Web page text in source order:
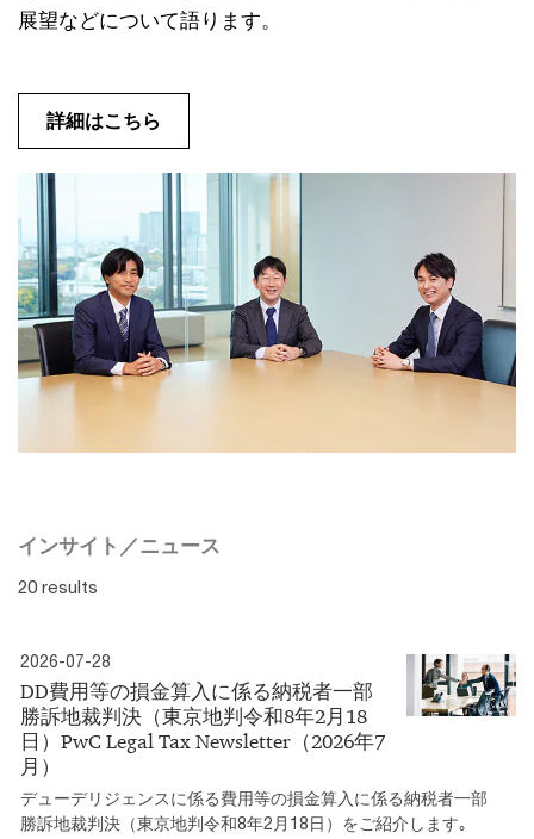
展望などについて語ります。
詳細はこちら
インサイト／ニュース
20 results
2026-07-28
DD費用等の損金算入に係る納税者一部
勝訴地裁判決（東京地判令和8年2月18
日）PwC Legal Tax Newsletter（2026年7
月）
デューデリジェンスに係る費用等の損金算入に係る納税者一部
勝訴地裁判決（東京地判令和8年2月18日）をご紹介します｡